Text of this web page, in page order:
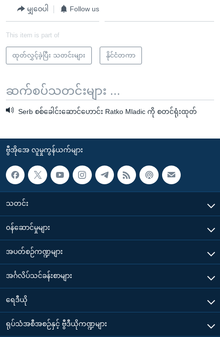
မျှဝေပါ Follow us
This item is part of
ထုတ်လွှင့်ခဲ့ပြီး သတင်းများ နိုင်ငံတကာ
ဆက်စပ်သတင်းများ ...
Serb စစ်ခေါင်းဆောင်ဟောင်း Ratko Mladic ကို စတင်ရုံးထုတ်
ဗွီအိုအေ လူမှုကွန်ယက်များ
သတင်း
၀န်ဆောင်မှုများ
အပတ်စဉ်ကဏ္ဍများ
အင်္ဂလိပ်သင်ခန်းစာများ
ရေဒီယို
ရုပ်သံအစီအစဉ်နှင့် ဗွီဒီယိုကဏ္ဍများ